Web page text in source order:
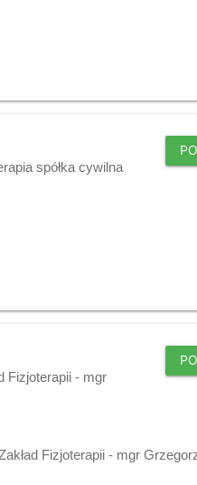
spółka cywilna
Fizjoterapii - mgr
Fizjoterapii - mgr